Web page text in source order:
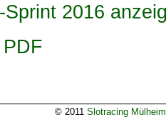
2016
© 2011 Slotracing Mülheim